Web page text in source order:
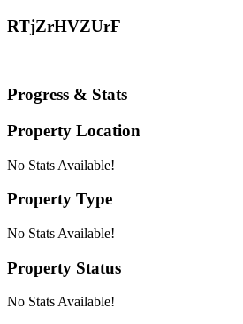
RTjZrHVZUrF
Progress & Stats
Property Location
No Stats Available!
Property Type
No Stats Available!
Property Status
No Stats Available!